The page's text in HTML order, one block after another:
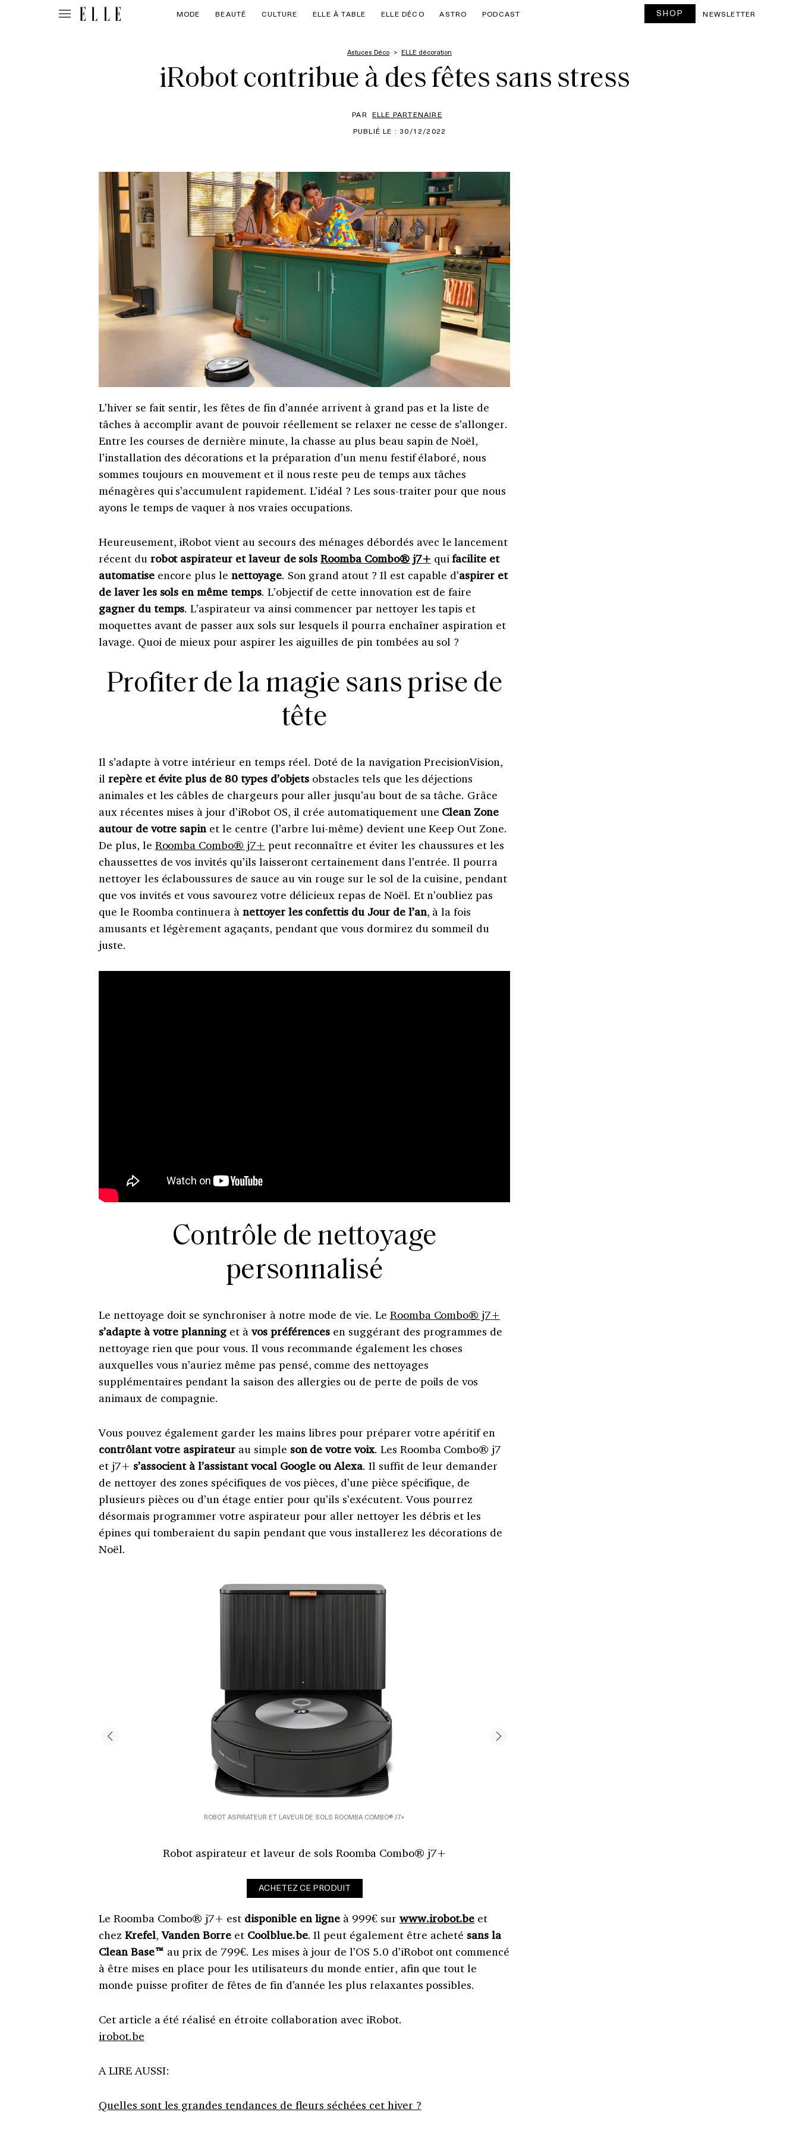
MODE BEAUTÉ CULTURE ELLE À TABLE ELLE DÉCO ASTRO PODCAST SHOP NEWSLETTER
Astuces Déco ELLE décoration
iRobot contribue à des fêtes sans stress
PAR ELLE PARTENAIRE
PUBLIÉ LE : 30/12/2022
L’hiver se fait sentir, les fêtes de fin d’année arrivent à grand pas et la liste de
tâches à accomplir avant de pouvoir réellement se relaxer ne cesse de s’allonger.
Entre les courses de dernière minute, la chasse au plus beau sapin de Noël,
l’installation des décorations et la préparation d’un menu festif élaboré, nous
sommes toujours en mouvement et il nous reste peu de temps aux tâches
ménagères qui s’accumulent rapidement. L’idéal ? Les sous-traiter pour que nous
ayons le temps de vaquer à nos vraies occupations.
Heureusement, iRobot vient au secours des ménages débordés avec le lancement
récent du robot aspirateur et laveur de solsRoomba Combo® j7+ quifacilite et
automatiseencore plus lenettoyage. Son grand atout ? Il est capable d’aspirer et
de laver les sols en même temps. L’objectif de cette innovation est de faire
gagner du temps. L’aspirateur va ainsi commencer par nettoyer les tapis et
moquettes avant de passer aux sols sur lesquels il pourra enchaîner aspiration et
lavage. Quoi de mieux pour aspirer les aiguilles de pin tombées au sol ?
Profiter de la magie sans prise de
tête
Il s’adapte à votre intérieur en temps réel. Doté de la navigation PrecisionVision,
il repère et évite plus de 80 types d’objets obstacles tels que les déjections
animales et les câbles de chargeurs pour aller jusqu’au bout de sa tâche. Grâce
aux récentes mises à jour d’iRobot OS, il crée automatiquement une Clean Zone
autour de votre sapinet le centre (l’arbre lui-même) devient une Keep Out Zone.
De plus, le Roomba Combo® j7+ peut reconnaître et éviter les chaussures et les
chaussettes de vos invités qu’ils laisseront certainement dans l’entrée. Il pourra
nettoyer les éclaboussures de sauce au vin rouge sur le sol de la cuisine, pendant
que vos invités et vous savourez votre délicieux repas de Noël. Et n’oubliez pas
que le Roomba continuera à nettoyer les confettis du Jour de l’an, à la fois
amusants et légèrement agaçants, pendant que vous dormirez du sommeil du
juste.
Contrôle de nettoyage
personnalisé
Le nettoyage doit se synchroniser à notre mode de vie. Le Roomba Combo® j7+
s’adapte à votre planninget à vos préférences en suggérant des programmes de
nettoyage rien que pour vous. Il vous recommande également les choses
auxquelles vous n’auriez même pas pensé, comme des nettoyages
supplémentaires pendant la saison des allergies ou de perte de poils de vos
animaux de compagnie.
Vous pouvez également garder les mains libres pour préparer votre apéritif en
contrôlant votre aspirateurau simple son de votre voix. Les Roomba Combo® j7
et j7+ s’associent à l’assistant vocal Google ou Alexa. Il suffit de leur demander
de nettoyer des zones spécifiques de vos pièces, d’une pièce spécifique, de
plusieurs pièces ou d’un étage entier pour qu’ils s’exécutent. Vous pourrez
désormais programmer votre aspirateur pour aller nettoyer les débris et les
épines qui tomberaient du sapin pendant que vous installerez les décorations de
Noël.
ROBOT ASPIRATEUR ET LAVEUR DE SOLS ROOMBA COMBO® J7+
Robot aspirateur et laveur de sols Roomba Combo® j7+
ACHETEZ CE PRODUIT
Le Roomba Combo® j7+ est disponible en ligne à 999€ sur www.irobot.be et
chez Krefel,Vanden Borre et Coolblue.be. Il peut également être acheté sans la
Clean Base™ au prix de 799€. Les mises à jour de l’OS 5.0 d’iRobot ont commencé
à être mises en place pour les utilisateurs du monde entier, afin que tout le
monde puisse profiter de fêtes de fin d’année les plus relaxantes possibles.
Cet article a été réalisé en étroite collaboration avec iRobot.
irobot.be
A LIRE AUSSI:
Quelles sont les grandes tendances de fleurs séchées cet hiver ?